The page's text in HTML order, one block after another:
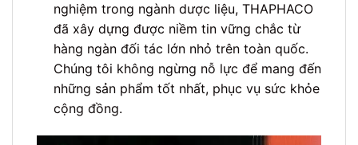
nghiệm trong ngành dược liệu, THAPHACO
đã xây dựng được niềm tin vững chắc từ
hàng ngàn đối tác lớn nhỏ trên toàn quốc.
Chúng tôi không ngừng nỗ lực để mang đến
những sản phẩm tốt nhất, phục vụ sức khỏe
cộng đồng.